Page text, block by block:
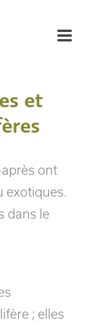
et
ont
exotiques.
dans le
; elles